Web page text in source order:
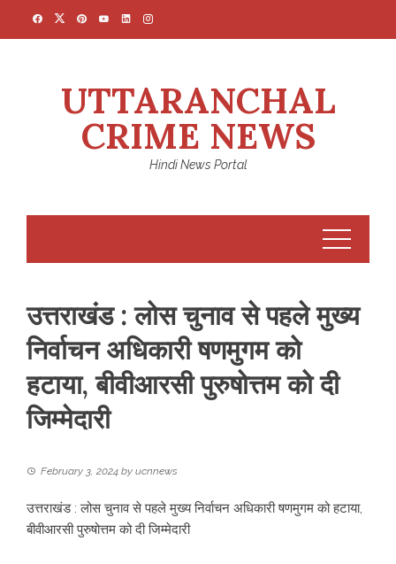
UTTARANCHAL
CRIME NEWS
Hindi News Portal
उत्तराखंड : लोस चुनाव से पहले मुख्य
निर्वाचन अधिकारी षणमुगम को
हटाया, बीवीआरसी पुरुषोत्तम को दी
जिम्मेदारी
February 3, 2024 by ucnnews
उत्तराखंड : लोस चुनाव से पहले मुख्य निर्वाचन अधिकारी षणमुगम को हटाया,
बीवीआरसी पुरुषोत्तम को दी जिम्मेदारी